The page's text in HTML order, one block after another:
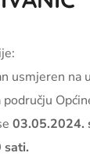
usmjeren na
području
03.05.2024.
sati.